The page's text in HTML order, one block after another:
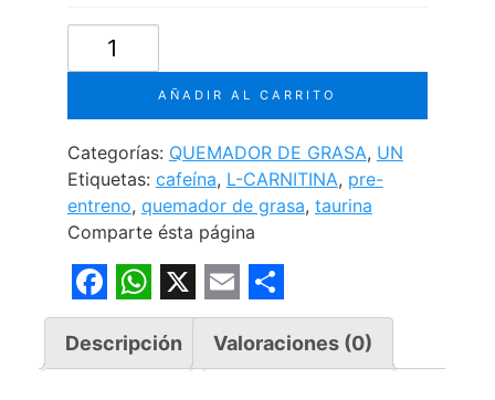
AÑADIR AL CARRITO
Categorías: QUEMADOR DE GRASA, UN
Etiquetas: cafeína, L-CARNITINA, pre-
entreno, quemador de grasa, taurina
Comparte ésta página
F
a
W
h
X E
m
S
h
Descripción Valoraciones (0)